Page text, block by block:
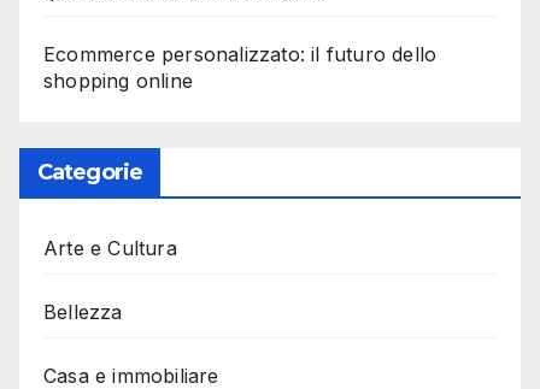
Ecommerce personalizzato: il futuro dello
shopping online
Categorie
Arte e Cultura
Bellezza
Casa e immobiliare